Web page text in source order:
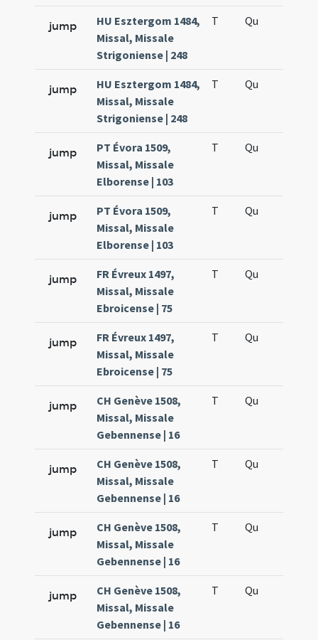
jump
HU Esztergom 1484,
Missal, Missale
Strigoniense | 248
T Qu
jump
HU Esztergom 1484,
Missal, Missale
Strigoniense | 248
T Qu
jump
PT Évora 1509,
Missal, Missale
Elborense | 103
T Qu
jump
PT Évora 1509,
Missal, Missale
Elborense | 103
T Qu
jump
FR Évreux 1497,
Missal, Missale
Ebroicense | 75
T Qu
jump
FR Évreux 1497,
Missal, Missale
Ebroicense | 75
T Qu
jump
CH Genève 1508,
Missal, Missale
Gebennense | 16
T Qu
jump
CH Genève 1508,
Missal, Missale
Gebennense | 16
T Qu
jump
CH Genève 1508,
Missal, Missale
Gebennense | 16
T Qu
jump
CH Genève 1508,
Missal, Missale
Gebennense | 16
T Qu